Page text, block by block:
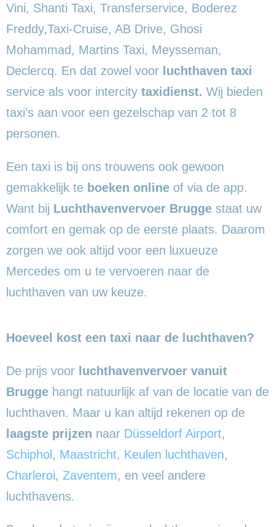
Vini, Shanti Taxi, Transferservice, Boderez
Freddy,Taxi-Cruise, AB Drive, Ghosi
Mohammad, Martins Taxi, Meysseman,
Declercq. En dat zowel voor luchthaven taxi
service als voor intercity taxidienst. Wij bieden
taxi’s aan voor een gezelschap van 2 tot 8
personen.
Een taxi is bij ons trouwens ook gewoon
gemakkelijk te boeken online of via de app.
Want bij Luchthavenvervoer Brugge staat uw
comfort en gemak op de eerste plaats. Daarom
zorgen we ook altijd voor een luxueuze
Mercedes om u te vervoeren naar de
luchthaven van uw keuze.
Hoeveel kost een taxi naar de luchthaven?
De prijs voor luchthavenvervoer vanuit
Brugge hangt natuurlijk af van de locatie van de
luchthaven. Maar u kan altijd rekenen op de
laagste prijzen naar Düsseldorf Airport,
Schiphol , Maastricht, Keulen luchthaven,
Charleroi, Zaventem, en veel andere
luchthavens.